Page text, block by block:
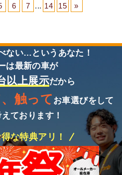
6 7 ... 14 15 »
ない…というあなた！
は最新の車が
以上展示だから
触って お車選びをして
ております！
な特典アリ！